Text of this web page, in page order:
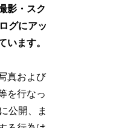
影・スク
グにアッ
います。
真および
を行なっ
公開、ま